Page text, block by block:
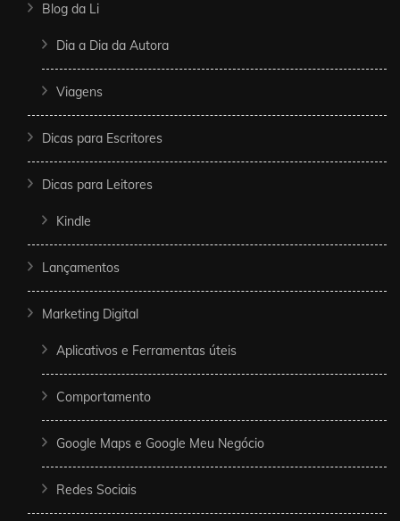
Blog da Li
Dia a Dia da Autora
Viagens
Dicas para Escritores
Dicas para Leitores
Kindle
Lançamentos
Marketing Digital
Aplicativos e Ferramentas úteis
Comportamento
Google Maps e Google Meu Negócio
Redes Sociais